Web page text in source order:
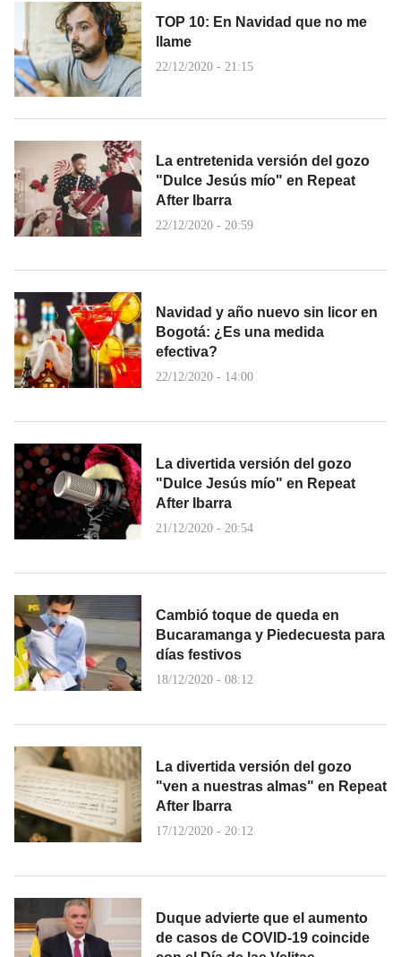
TOP 10: En Navidad que no me
llame
22/12/2020 - 21:15
La entretenida versión del gozo
"Dulce Jesús mío" en Repeat
After Ibarra
22/12/2020 - 20:59
Navidad y año nuevo sin licor en
Bogotá: ¿Es una medida
efectiva?
22/12/2020 - 14:00
La divertida versión del gozo
"Dulce Jesús mío" en Repeat
After Ibarra
21/12/2020 - 20:54
Cambió toque de queda en
Bucaramanga y Piedecuesta para
días festivos
18/12/2020 - 08:12
La divertida versión del gozo
"ven a nuestras almas" en Repeat
After Ibarra
17/12/2020 - 20:12
Duque advierte que el aumento
de casos de COVID-19 coincide